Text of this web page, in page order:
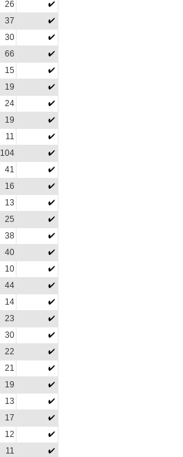
26
37
30
66
15
19
24
19
11
104
41
16
13
25
38
40
10
44
14
23
30
22
21
19
13
17
12
11